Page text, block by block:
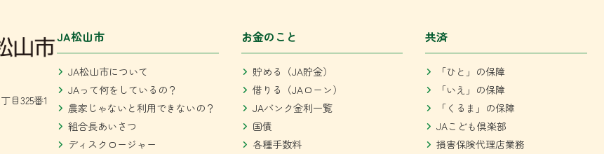
目325番1
JA松山市
JA松山市について
JAって何をしているの？
農家じゃないと利用できないの？
組合長あいさつ
ディスクロージャー
お金のこと
貯める（JA貯金）
借りる（JAローン）
JAバンク金利一覧
国債
各種手数料
共済
「ひと」の保障
「いえ」の保障
「くるま」の保障
JAこども倶楽部
損害保険代理店業務